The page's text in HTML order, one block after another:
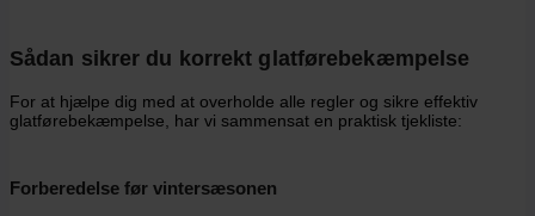
Sådan sikrer du korrekt glatførebekæmpelse
For at hjælpe dig med at overholde alle regler og sikre effektiv
glatførebekæmpelse, har vi sammensat en praktisk tjekliste:
Forberedelse før vintersæsonen